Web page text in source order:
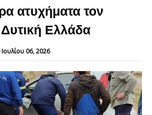
ατυχήματα τον
Δυτική Ελλάδα
Ιουλίου 06, 2026